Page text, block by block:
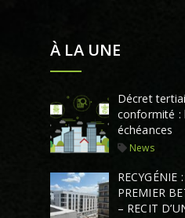
À LA UNE
Décret
conformité :
échéances
News
RECYGÉNIE
PREMIER
– RECIT